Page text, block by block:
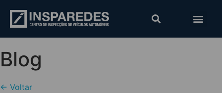
Blog
← Voltar